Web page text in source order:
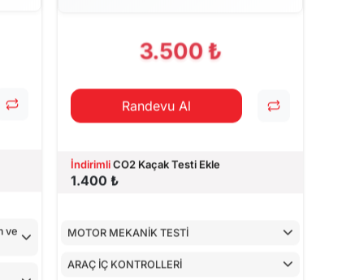
ve
3.500 ₺
Randevu Al
İndirimliCO2 Kaçak Testi Ekle
1.400 ₺
MOTOR MEKANİK TESTİ
ARAÇ İÇ KONTROLLERİ